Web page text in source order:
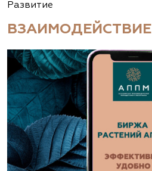
Развитие
ВЗАИМОДЕЙСТВИЕ